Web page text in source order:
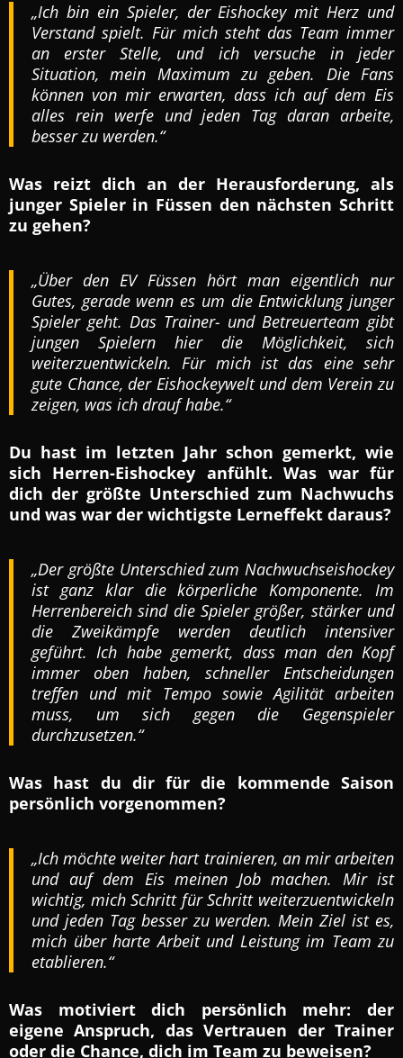
„Ich bin ein Spieler, der Eishockey mit Herz und
Verstand spielt. Für mich steht das Team immer
an erster Stelle, und ich versuche in jeder
Situation, mein Maximum zu geben. Die Fans
können von mir erwarten, dass ich auf dem Eis
alles rein werfe und jeden Tag daran arbeite,
besser zu werden.“
Was reizt dich an der Herausforderung, als
junger Spieler in Füssen den nächsten Schritt
zu gehen?
„Über den EV Füssen hört man eigentlich nur
Gutes, gerade wenn es um die Entwicklung junger
Spieler geht. Das Trainer- und Betreuerteam gibt
jungen Spielern hier die Möglichkeit, sich
weiterzuentwickeln. Für mich ist das eine sehr
gute Chance, der Eishockeywelt und dem Verein zu
zeigen, was ich drauf habe.“
Du hast im letzten Jahr schon gemerkt, wie
sich Herren-Eishockey anfühlt. Was war für
dich der größte Unterschied zum Nachwuchs
und was war der wichtigste Lerneffekt daraus?
„Der größte Unterschied zum Nachwuchseishockey
ist ganz klar die körperliche Komponente. Im
Herrenbereich sind die Spieler größer, stärker und
die Zweikämpfe werden deutlich intensiver
geführt. Ich habe gemerkt, dass man den Kopf
immer oben haben, schneller Entscheidungen
treffen und mit Tempo sowie Agilität arbeiten
muss, um sich gegen die Gegenspieler
durchzusetzen.“
Was hast du dir für die kommende Saison
persönlich vorgenommen?
„Ich möchte weiter hart trainieren, an mir arbeiten
und auf dem Eis meinen Job machen. Mir ist
wichtig, mich Schritt für Schritt weiterzuentwickeln
und jeden Tag besser zu werden. Mein Ziel ist es,
mich über harte Arbeit und Leistung im Team zu
etablieren.“
Was motiviert dich persönlich mehr: der
eigene Anspruch, das Vertrauen der Trainer
oder die Chance, dich im Team zu beweisen?